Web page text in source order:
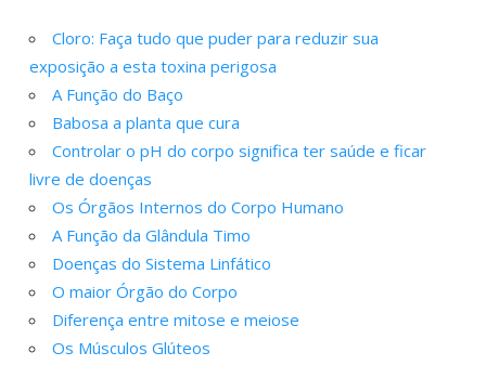
Cloro: Faça tudo que puder para reduzir sua
exposição a esta toxina perigosa
A Função do Baço
Babosa a planta que cura
Controlar o pH do corpo significa ter saúde e ficar
livre de doenças
Os Órgãos Internos do Corpo Humano
A Função da Glândula Timo
Doenças do Sistema Linfático
O maior Órgão do Corpo
Diferença entre mitose e meiose
Os Músculos Glúteos